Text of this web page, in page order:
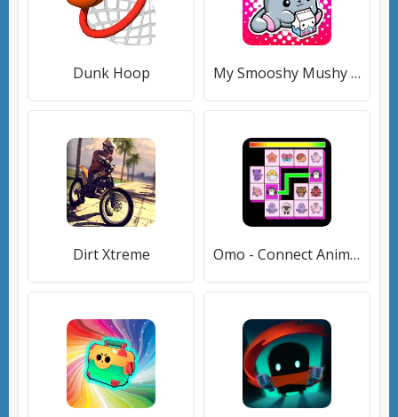
Dunk Hoop My Smooshy Mushy - Cute Pets
Dirt Xtreme Omo - Connect Animal